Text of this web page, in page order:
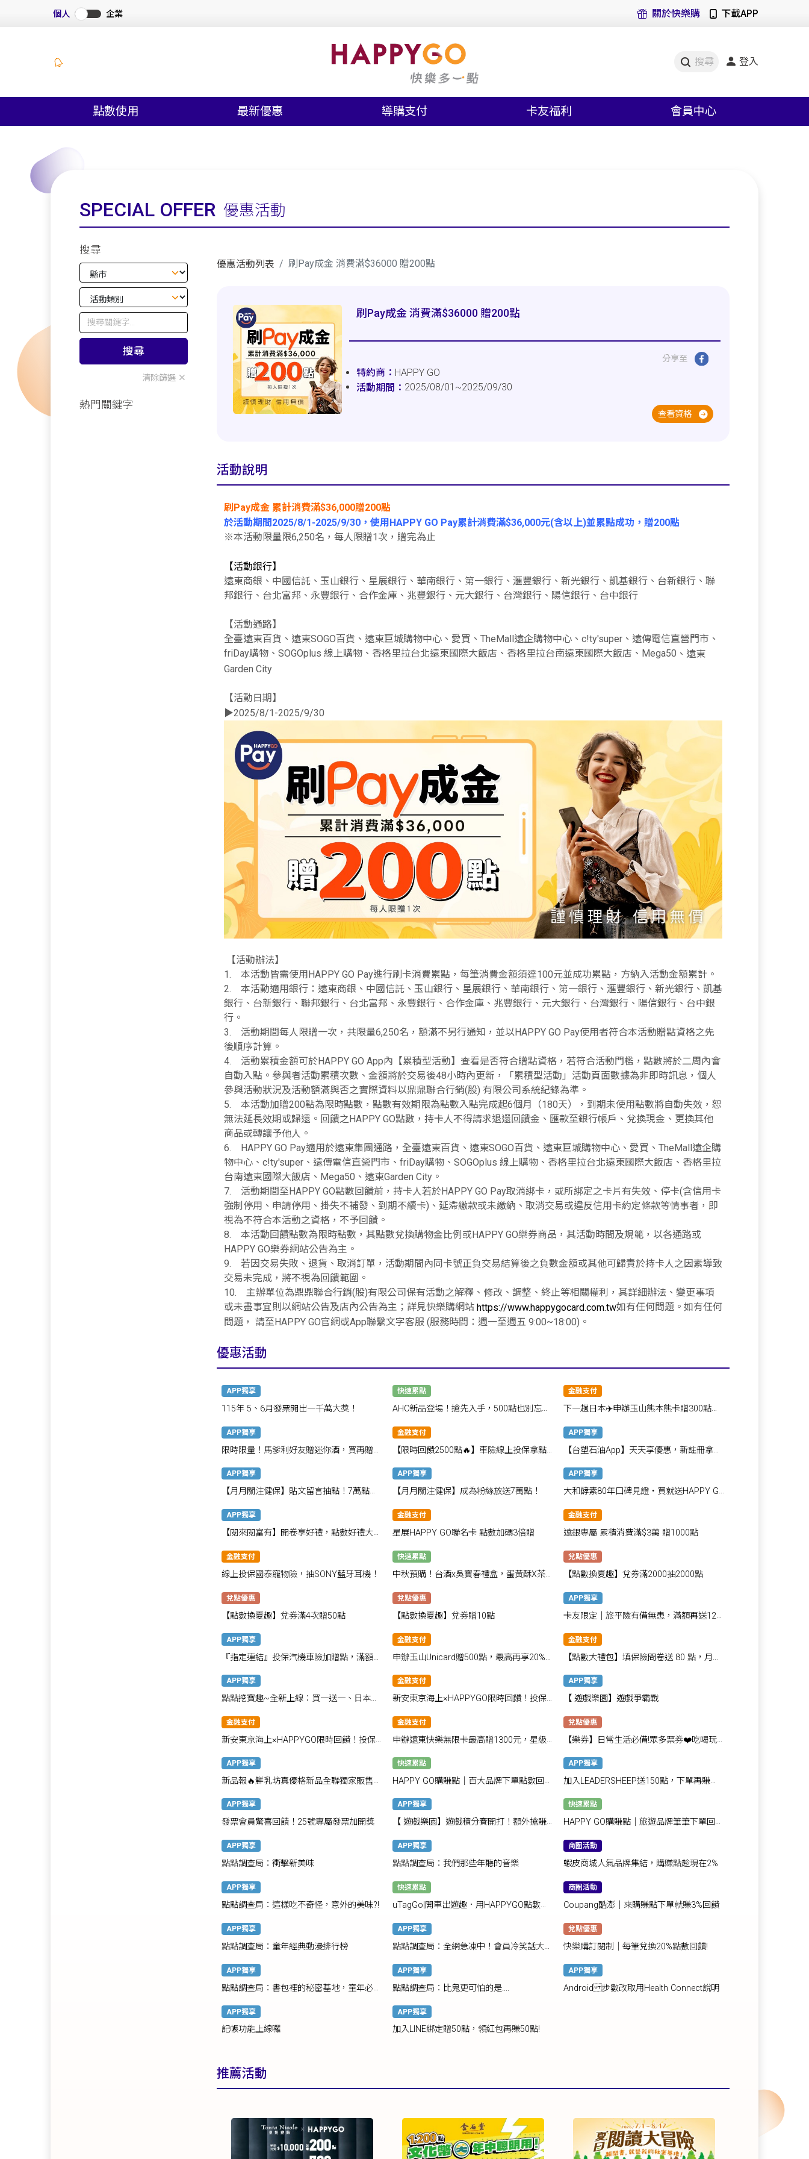
個人 企業 關於快樂購 下載APP
搜尋 登入
點數使用 最新優惠 導購支付 卡友福利 會員中心
SPECIAL OFFER 優惠活動
搜尋
搜尋
清除篩選
熱門關鍵字
優惠活動列表 刷Pay成金 消費滿$36000 贈200點
刷Pay成金 消費滿$36000 贈200點
分享至
HAPPY GO
2025/08/01~2025/09/30
查看資格
活動說明
刷Pay成金 累計消費滿$36,000贈200點
於活動期間2025/8/1-2025/9/30，使用HAPPY GO Pay累計消費滿$36,000元(含以上)並累點成功，贈200點
※本活動限量限6,250名，每人限贈1次，贈完為止
【活動銀行】
遠東商銀、中國信託、玉山銀行、星展銀行、華南銀行、第一銀行、滙豐銀行、新光銀行、凱基銀行、台新銀行、聯
邦銀行、台北富邦、永豐銀行、合作金庫、兆豐銀行、元大銀行、台灣銀行、陽信銀行、台中銀行
【活動通路】
全臺遠東百貨、遠東SOGO百貨、遠東巨城購物中心、愛買、TheMall遠企購物中心、c!ty'super、遠傳電信直營門市、
friDay購物、SOGOplus 線上購物、香格里拉台北遠東國際大飯店、香格里拉台南遠東國際大飯店、Mega50 、遠東
Garden City
【活動日期】
▶2025/8/1-2025/9/30
【活動辦法】
1. 本活動皆需使用HAPPY GO Pay進行刷卡消費累點，每筆消費金額須達100元並成功累點，方納入活動金額累計。
2. 本活動適用銀行：遠東商銀、中國信託、玉山銀行、星展銀行、華南銀行、第一銀行、滙豐銀行、新光銀行、凱基
銀行、台新銀行、聯邦銀行、台北富邦、永豐銀行、合作金庫、兆豐銀行、元大銀行、台灣銀行、陽信銀行、台中銀
行。
3. 活動期間每人限贈一次，共限量6,250名，額滿不另行通知，並以HAPPY GO Pay使用者符合本活動贈點資格之先
後順序計算。
4. 活動累積金額可於HAPPY GO App內【累積型活動】查看是否符合贈點資格，若符合活動門檻，點數將於二周內會
自動入點。參與者活動累積次數、金額將於交易後48小時內更新，「累積型活動」活動頁面數據為非即時訊息，個人
參與活動狀況及活動額滿與否之實際資料以鼎鼎聯合行銷(股) 有限公司系統紀錄為準。
5. 本活動加贈200點為限時點數，點數有效期限為點數入點完成起6個月（180天），到期未使用點數將自動失效，恕
無法延長效期或歸還。回饋之HAPPY GO點數，持卡人不得請求退還回饋金、匯款至銀行帳戶、兌換現金、更換其他
商品或轉讓予他人。
6. HAPPY GO Pay適用於遠東集團通路，全臺遠東百貨、遠東SOGO百貨、遠東巨城購物中心、愛買、TheMall遠企購
物中心、c!ty'super、遠傳電信直營門市、friDay購物、SOGOplus 線上購物、香格里拉台北遠東國際大飯店、香格里拉
台南遠東國際大飯店、Mega50、遠東Garden City。
7. 活動期間至HAPPY GO點數回饋前，持卡人若於HAPPY GO Pay取消綁卡，或所綁定之卡片有失效、停卡(含信用卡
強制停用、申請停用、掛失不補發、到期不續卡)、延滯繳款或未繳納、取消交易或違反信用卡約定條款等情事者，即
視為不符合本活動之資格，不予回饋。
8. 本活動回饋點數為限時點數，其點數兌換購物金比例或HAPPY GO樂券商品，其活動時間及規範，以各通路或
HAPPY GO樂券網站公告為主。
9. 若因交易失敗、退貨、取消訂單，活動期間內同卡號正負交易結算後之負數金額或其他可歸責於持卡人之因素導致
交易未完成，將不視為回饋範圍。
10. 主辦單位為鼎鼎聯合行銷(股)有限公司保有活動之解釋、修改、調整、終止等相關權利，其詳細辦法、變更事項
或未盡事宜則以網站公告及店內公告為主；詳見快樂購網站 https://www.happygocard.com.tw如有任何問題。如有任何
問題， 請至HAPPY GO官網或App聯繫文字客服 (服務時間：週一至週五 9:00~18:00)。
優惠活動
APP獨享
115年 5、6月發票開出一千萬大獎！
快速累點
AHC新品登場！搶先入手，500點也別忘了
金融支付
下一趟日本✈️申辦玉山熊本熊卡贈300點，
APP獨享
限時限量！馬爹利好友贈迷你酒，買再贈禮
金融支付
【限時回饋2500點🔥】車險線上投保拿點
APP獨享
【台塑石油App】天天享優惠，新註冊拿
APP獨享
【月月關注健保】貼文留言抽點！7萬點大
APP獨享
【月月關注健保】成為粉絲放送7萬點！
APP獨享
大和酵素80年口碑見證・買就送HAPPY GO
APP獨享
【閱來閱富有】開卷享好禮，點數好禮大放
金融支付
星展HAPPY GO聯名卡 點數加碼3倍贈
金融支付
遠銀專屬 累積消費滿$3萬 贈1000點
金融支付
線上投保國泰寵物險，抽SONY藍牙耳機！
快速累點
中秋預購！台酒x吳寶春禮盒，蛋黃酥X茶酥
兌點優惠
【點數換夏趣】兌券滿2000抽2000點
兌點優惠
【點數換夏趣】兌券滿4次贈50點
兌點優惠
【點數換夏趣】兌券贈10點
APP獨享
卡友限定│旅平險有備無患，滿額再送120
APP獨享
『指定連結』投保汽機車險加贈點，滿額最
金融支付
申辦玉山Unicard贈500點，最高再享20%回
金融支付
【點數大禮包】填保險問卷送 80 點，月月
APP獨享
點點挖寶趣~全新上線：買一送一、日本優
金融支付
新安東京海上×HAPPYGO限時回饋！投保
APP獨享
【 遊戲樂園】遊戲爭霸戰
金融支付
新安東京海上×HAPPYGO限時回饋！投保
金融支付
申辦遠東快樂無限卡最高贈1300元，星級
兌點優惠
【樂券】日常生活必備!眾多票券❤️吃喝玩
APP獨享
新品報🔥鮮乳坊真優格新品全聯獨家販售，
快速累點
HAPPY GO購賺點｜百大品牌下單點數回饋
APP獨享
加入LEADERSHEEP送150點，下單再賺
APP獨享
發票會員驚喜回饋！25號專屬發票加開獎
APP獨享
【 遊戲樂園】遊戲積分賽開打！額外搶賺
快速累點
HAPPY GO購賺點｜旅遊品牌筆筆下單回饋
APP獨享
點點調查局：衝擊新美味
APP獨享
點點調查局：我們那些年聽的音樂
商圈活動
蝦皮商城人氣品牌集結，購賺點趁現在2%
APP獨享
點點調查局：這樣吃不奇怪，意外的美味?!
快速累點
uTagGo|開車出遊趣．用HAPPYGO點數換
商圈活動
Coupang酷澎｜來購賺點下單就賺3%回饋
APP獨享
點點調查局：童年經典動漫排行榜
APP獨享
點點調查局：全網急凍中！會員冷笑話大賽
兌點優惠
快樂購訂閱制｜每筆兌換20%點數回饋!
APP獨享
點點調查局：書包裡的秘密基地，童年必備
APP獨享
點點調查局：比鬼更可怕的是....
APP獨享
Android 步數改取用Health Connect說明
APP獨享
記帳功能上線囉
APP獨享
加入LINE綁定贈50點，領紅包再賺50點!
推薦活動